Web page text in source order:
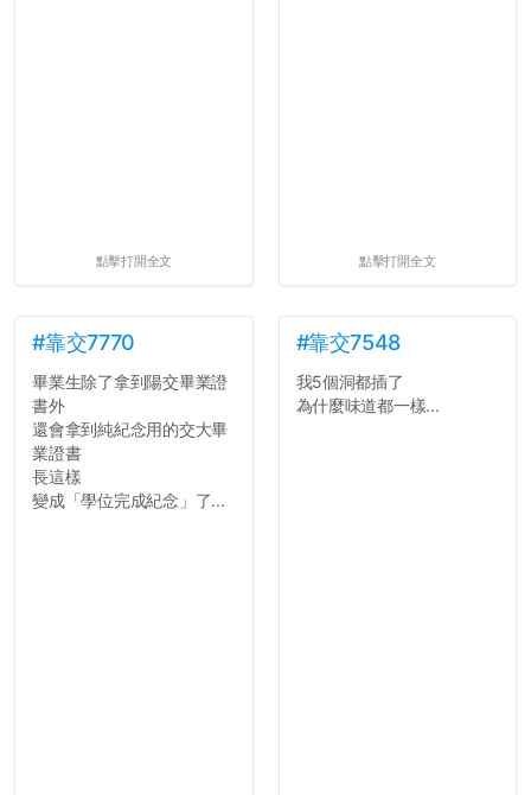
點擊打開全文 點擊打開全文
#靠交7770
畢業生除了拿到陽交畢業證
書外
還會拿到純紀念用的交大畢
業證書
長這樣
變成「學位完成紀念」了...
#靠交7548
我5個洞都插了
為什麼味道都一樣...